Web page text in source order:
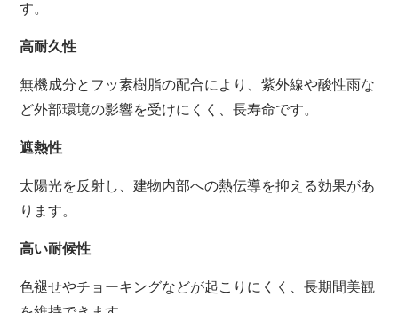
す。
高耐久性
無機成分とフッ素樹脂の配合により、紫外線や酸性雨な
ど外部環境の影響を受けにくく、長寿命です。
遮熱性
太陽光を反射し、建物内部への熱伝導を抑える効果があ
ります。
高い耐候性
色褪せやチョーキングなどが起こりにくく、長期間美観